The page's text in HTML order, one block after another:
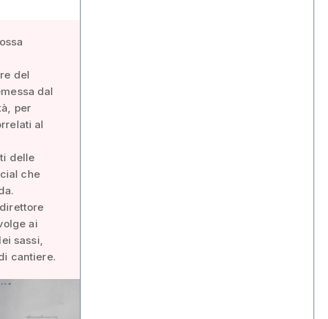
del
dal
per
al
delle
che
ai
sassi,
cantiere.